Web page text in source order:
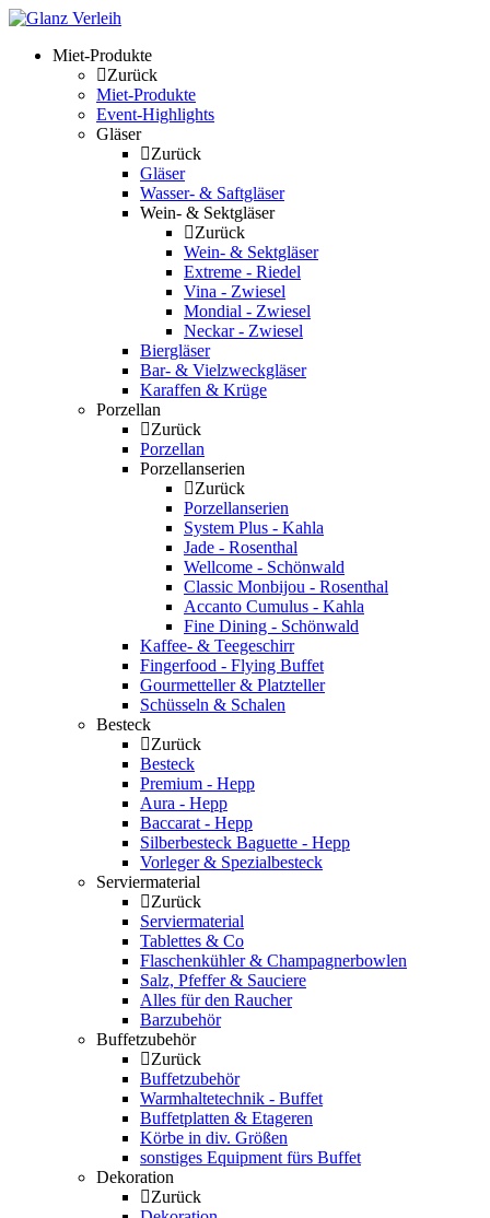
Skip
contentMiet-Produkte
Zurück
Miet-Produkte
Event-Highlights
Gläser
Zurück
Gläser
Wasser- & Saftgläser
Wein- & Sektgläser
Zurück
Wein- & Sektgläser
Extreme - Riedel
Vina - Zwiesel
Mondial - Zwiesel
Neckar - Zwiesel
Biergläser
Bar- & Vielzweckgläser
Karaffen & Krüge
Porzellan
Zurück
Porzellan
Porzellanserien
Zurück
Porzellanserien
System Plus - Kahla
Jade - Rosenthal
Wellcome - Schönwald
Classic Monbijou - Rosenthal
Accanto Cumulus - Kahla
Fine Dining - Schönwald
Kaffee- & Teegeschirr
Fingerfood - Flying Buffet
Gourmetteller & Platzteller
Schüsseln & Schalen
Besteck
Zurück
Besteck
Premium - Hepp
Aura - Hepp
Baccarat - Hepp
Silberbesteck Baguette - Hepp
Vorleger & Spezialbesteck
Serviermaterial
Zurück
Serviermaterial
Tablettes & Co
Flaschenkühler & Champagnerbowlen
Salz, Pfeffer & Sauciere
Alles für den Raucher
Barzubehör
Buffetzubehör
Zurück
Buffetzubehör
Warmhaltetechnik - Buffet
Buffetplatten & Etageren
Körbe in div. Größen
sonstiges Equipment fürs Buffet
Dekoration
Zurück